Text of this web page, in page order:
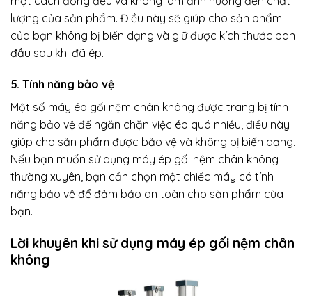
lượng của sản phẩm. Điều này sẽ giúp cho sản phẩm
của bạn không bị biến dạng và giữ được kích thước ban
đầu sau khi đã ép.
5. Tính năng bảo vệ
Một số máy ép gối nệm chân không được trang bị tính
năng bảo vệ để ngăn chặn việc ép quá nhiều, điều này
giúp cho sản phẩm được bảo vệ và không bị biến dạng.
Nếu bạn muốn sử dụng máy ép gối nệm chân không
thường xuyên, bạn cần chọn một chiếc máy có tính
năng bảo vệ để đảm bảo an toàn cho sản phẩm của
bạn.
Lời khuyên khi sử dụng máy ép gối nệm chân
không